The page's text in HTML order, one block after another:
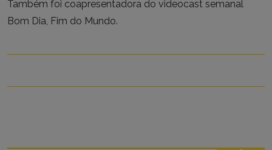
Também foi coapresentadora do videocast semanal
Bom Dia, Fim do Mundo.